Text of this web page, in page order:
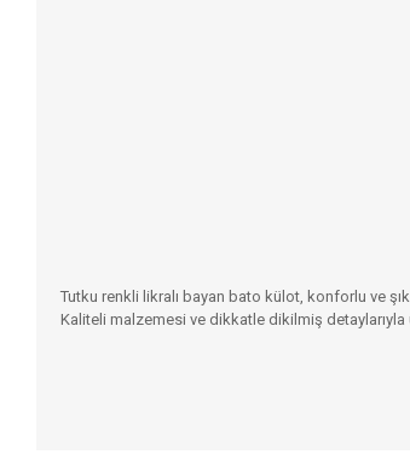
Tutku renkli likralı bayan bato külot, konforlu ve
Kaliteli malzemesi ve dikkatle dikilmiş detaylarıyla